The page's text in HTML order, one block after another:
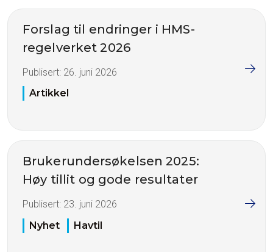
Forslag til endringer i HMS-
regelverket 2026
Publisert: 26. juni 2026
Artikkel
Brukerundersøkelsen 2025:
Høy tillit og gode resultater
Publisert: 23. juni 2026
Nyhet
Havtil